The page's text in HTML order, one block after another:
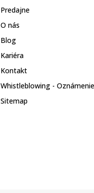
Predajne
O nás
Blog
Kariéra
Kontakt
Whistleblowing - Oznámenie
Sitemap